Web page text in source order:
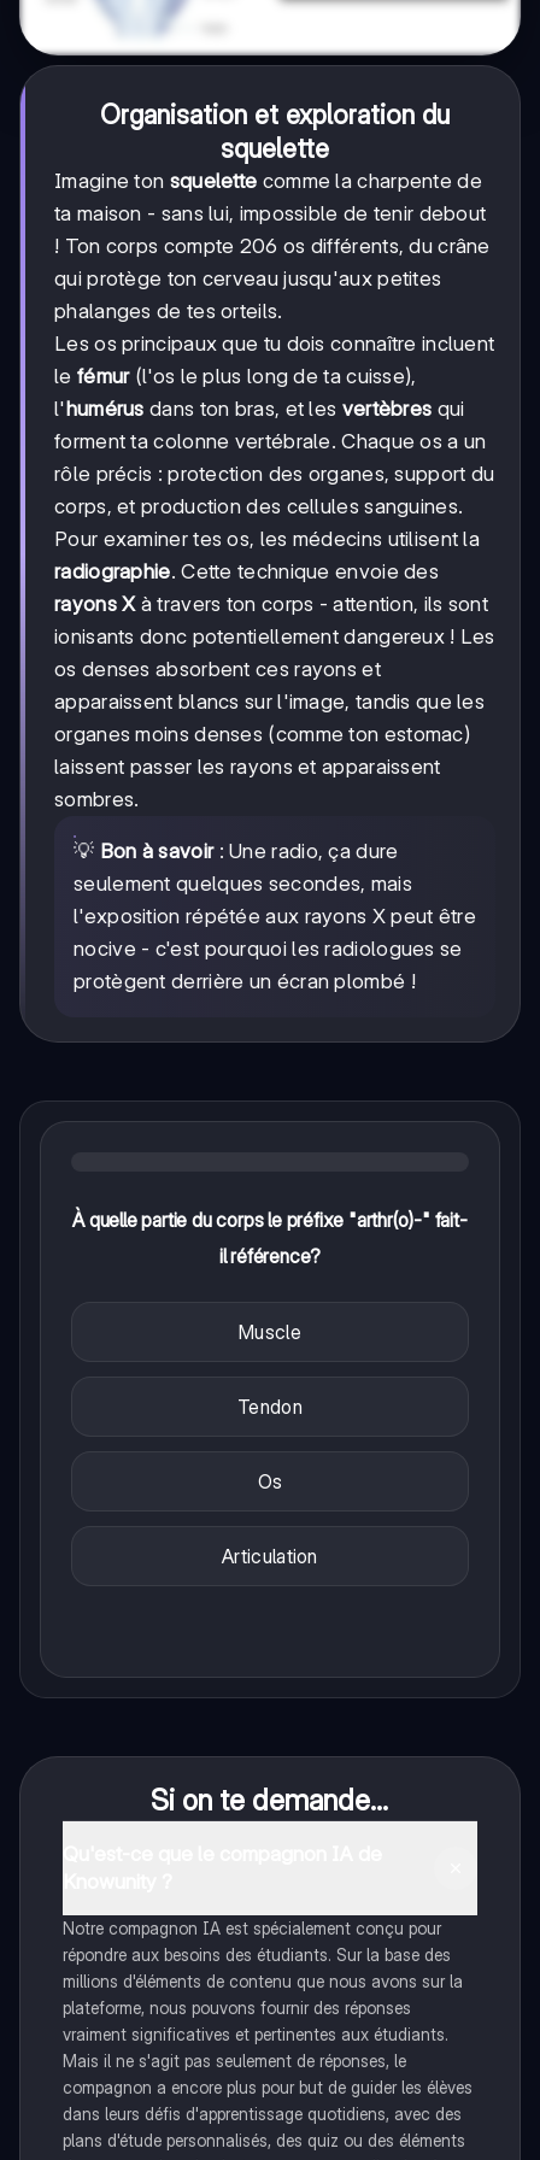
Organisation et exploration du
squelette
Imagine ton squelette comme la charpente de
ta maison - sans lui, impossible de tenir debout
! Ton corps compte 206 os différents, du crâne
qui protège ton cerveau jusqu'aux petites
phalanges de tes orteils.
Les os principaux que tu dois connaître incluent
le fémur(l'os le plus long de ta cuisse),
l'humérus dans ton bras, et les vertèbres qui
forment ta colonne vertébrale. Chaque os a un
rôle précis : protection des organes, support du
corps, et production des cellules sanguines.
Pour examiner tes os, les médecins utilisent la
radiographie. Cette technique envoie des
rayons Xà travers ton corps - attention, ils sont
ionisants donc potentiellement dangereux ! Les
os denses absorbent ces rayons et
apparaissent blancs sur l'image, tandis que les
organes moins denses (comme ton estomac)
laissent passer les rayons et apparaissent
sombres.
💡 Bon à savoir: Une radio, ça dure
seulement quelques secondes, mais
l'exposition répétée aux rayons X peut être
nocive - c'est pourquoi les radiologues se
protègent derrière un écran plombé !
À quelle partie du corps le préfixe "arthr(o)-" fait-
il référence?
Muscle
Tendon
Os
Articulation
Si on te demande...
Notre compagnon IA est spécialement conçu pour
répondre aux besoins des étudiants. Sur la base des
millions d'éléments de contenu que nous avons sur la
plateforme, nous pouvons fournir des réponses
vraiment significatives et pertinentes aux étudiants.
Mais il ne s'agit pas seulement de réponses, le
compagnon a encore plus pour but de guider les élèves
dans leurs défis d'apprentissage quotidiens, avec des
plans d'étude personnalisés, des quiz ou des éléments